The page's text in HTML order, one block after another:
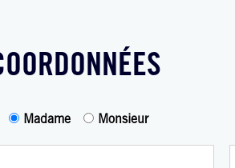
Madame Monsieur